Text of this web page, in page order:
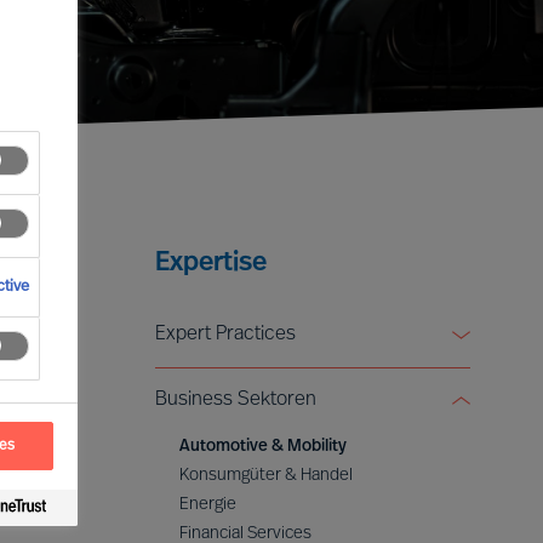
Expertise
Expert Practices
Leadership Advisory
Digital & Transformation
ESG & Sustainability
Business Sektoren
Automotive & Mobility
Konsumgüter & Handel
Energie
Financial Services